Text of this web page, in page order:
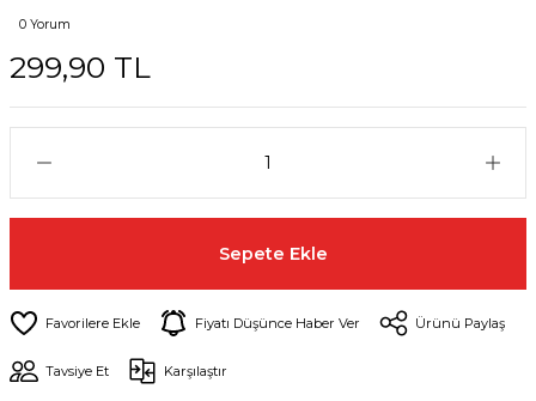
0 Yorum
299,90 TL
Sepete Ekle
Fiyatı Düşünce Haber Ver Ürünü Paylaş
Tavsiye Et Karşılaştır